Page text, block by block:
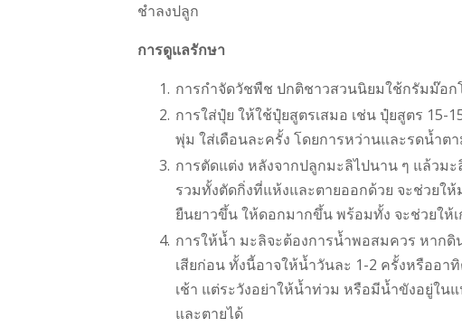
ชำลงปลูก
การดูแลรักษา
การกำจัดวัชพืช ปกติชาวสวนนิยมใช้กรัมม๊อ
การใส่ปุ๋ย ให้ใช้ปุ๋ยสูตรเสมอ เช่น ปุ๋ยสูตร
พุ่ม ใส่เดือนละครั้ง โดยการหว่านและรดน้ำต
การตัดแต่ง หลังจากปลูกมะลิไปนาน ๆ แล้วม
รวมทั้งตัดกิ่งที่แห้งและตายออกด้วย จะช่วยใ
ยืนยาวขึ้น ให้ดอกมากขึ้น พร้อมทั้ง จะช่วยให้
การให้น้ำ มะลิจะต้องการน้ำพอสมควร หาก
เสียก่อน ทั้งนี้อาจให้น้ำวันละ 1-2 ครั้งหรืออ
เช้า แต่ระวังอย่าให้น้ำท่วม หรือมีน้ำขังอยู่ใน
และตายได้